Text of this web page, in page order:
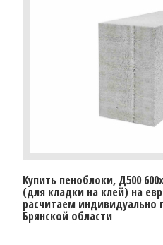
Купить пеноблоки, Д500
(для кладки на клей) на
расчитаем индивидуально
Брянской области